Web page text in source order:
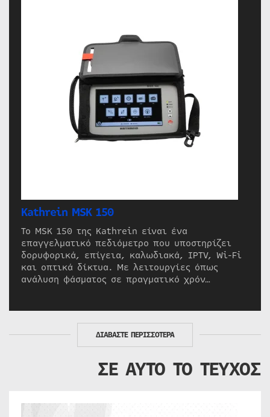
Kathrein MSK 150
Το MSK 150 της Kathrein είναι ένα
επαγγελματικό πεδιόμετρο που υποστηρίζει
δορυφορικά, επίγεια, καλωδιακά, IPTV, Wi-Fi
και οπτικά δίκτυα. Με λειτουργίες όπως
ανάλυση φάσματος σε πραγματικό χρόν…
ΔΙΑΒΑΣΤΕ ΠΕΡΙΣΣΟΤΕΡΑ
ΣΕ ΑΥΤΟ ΤΟ ΤΕΥΧΟΣ